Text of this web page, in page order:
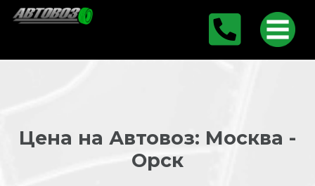
Цена на Автовоз: Москва -
Орск